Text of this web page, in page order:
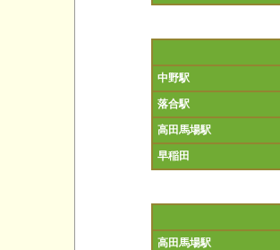
中野駅
落合駅
高田馬場駅
早稲田
高田馬場駅